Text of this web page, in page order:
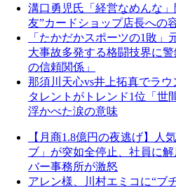
溝口勇児氏「経営なめんな
友”カードショップ店長への
「たかだかスポーツの1敗
大事故多発する格闘技界に
の信頼関係」
那須川天心vs井上拓真でラ
タレントがトレンド1位「世
浮かべた涙の意味
【月商1.8億円の夜逃げ】人
ブ」が突如全停止、社員に
バー事務所が激怒
アレン様、川村エミコに“ブ